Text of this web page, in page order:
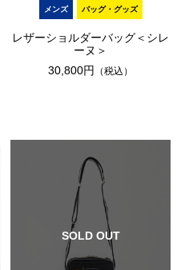
メンズ バッグ・グッズ
レザーショルダーバッグ＜シレ
ーヌ＞
30,800円
（税込）
SOLD OUT